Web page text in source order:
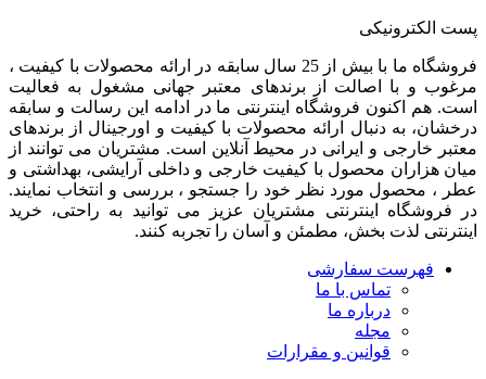
پست الکترونیکی
فروشگاه ما با بیش از 25 سال سابقه در ارائه محصولات با کيفيت ،
مرغوب و با اصالت از برندهای معتبر جهانی مشغول به فعاليت
است. هم اکنون فروشگاه اینترنتی ما در ادامه اين رسالت و سابقه
درخشان، به دنبال ارائه محصولات با کيفيت و اورجينال از برندهای
معتبر خارجی و ايرانی در محيط آنلاين است. مشتريان می توانند از
ميان هزاران محصول با کيفيت خارجی و داخلی آرایشی، بهداشتی و
عطر ، محصول مورد نظر خود را جستجو ، بررسی و انتخاب نمايند.
در فروشگاه اینترنتی مشتريان عزیز می توانيد به راحتی، خرید
اینترنتی لذت بخش، مطمئن و آسان را تجربه کنند.
فهرست سفارشی
تماس با ما
درباره ما
مجله
قوانین و مقرارات